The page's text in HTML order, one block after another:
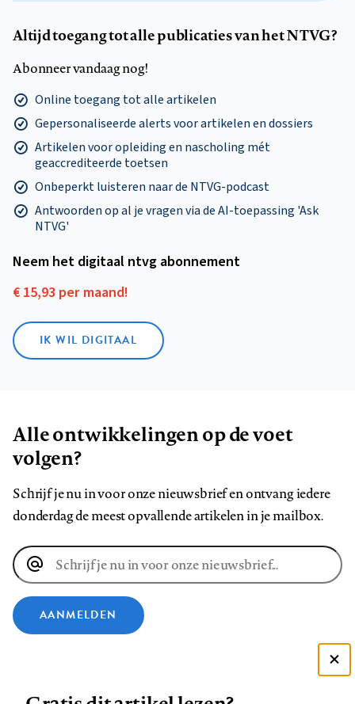
Altijd toegang tot alle publicaties van het NTVG?
Abonneer vandaag nog!
Online toegang tot alle artikelen
Gepersonaliseerde alerts voor artikelen en dossiers
Artikelen voor opleiding en nascholing mét
geaccrediteerde toetsen
Onbeperkt luisteren naar de NTVG-podcast
Antwoorden op al je vragen via de AI-toepassing 'Ask
NTVG'
Neem het digitaal ntvg abonnement
€ 15,93 per maand!
IK WIL DIGITAAL
Alle ontwikkelingen op de voet
volgen?
Schrijf je nu in voor onze nieuwsbrief en ontvang iedere
donderdag de meest opvallende artikelen in je mailbox.
E-
mailadres
AANMELDEN